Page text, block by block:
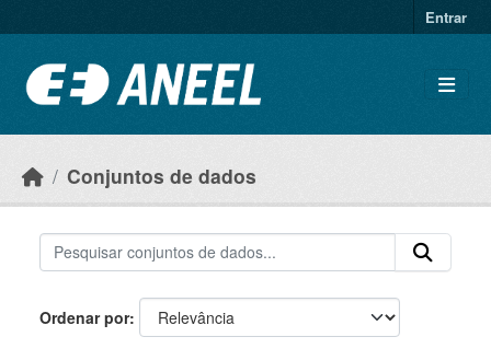
Entrar
Conjuntos de dados
Ordenar por